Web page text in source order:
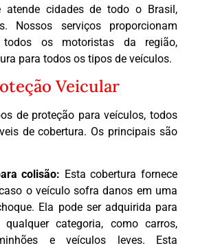
atende cidades de todo o Brasil,
Nossos serviços proporcionam
todos os motoristas da região,
para todos os tipos de veículos.
Veicular
de proteção para veículos, todos
de cobertura. Os principais são
colisão: Esta cobertura fornece
o veículo sofra danos em uma
Ela pode ser adquirida para
categoria, como carros,
e veículos leves. Esta